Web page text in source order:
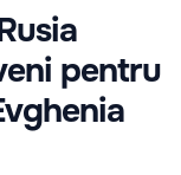
pentru